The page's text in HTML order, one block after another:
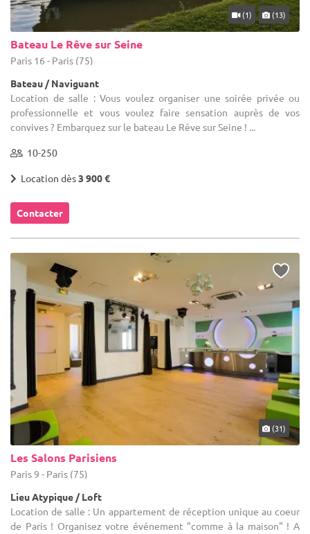
(1) (13)
Bateau Le Rêve sur Seine
Paris 16 - Paris (75)
Bateau / Naviguant
Location de salle : Vous voulez organiser une soirée privée ou
professionnelle et vous voulez faire sensation auprès de vos
convives ? Embarquez sur le bateau Le Rêve sur Seine ! ...
10-250
Location dès3 900 €
Contacter
(31)
Les Salons Parisiens
Paris 9 - Paris (75)
Lieu Atypique / Loft
Location de salle : Un appartement de réception unique au coeur
de Paris ! Organisez votre événement "comme à la maison" ! A